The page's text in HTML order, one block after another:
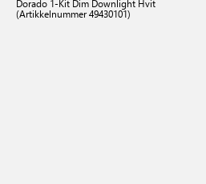
Dorado 1-Kit Dim Downlight Hvit
(Artikkelnummer 49430101)